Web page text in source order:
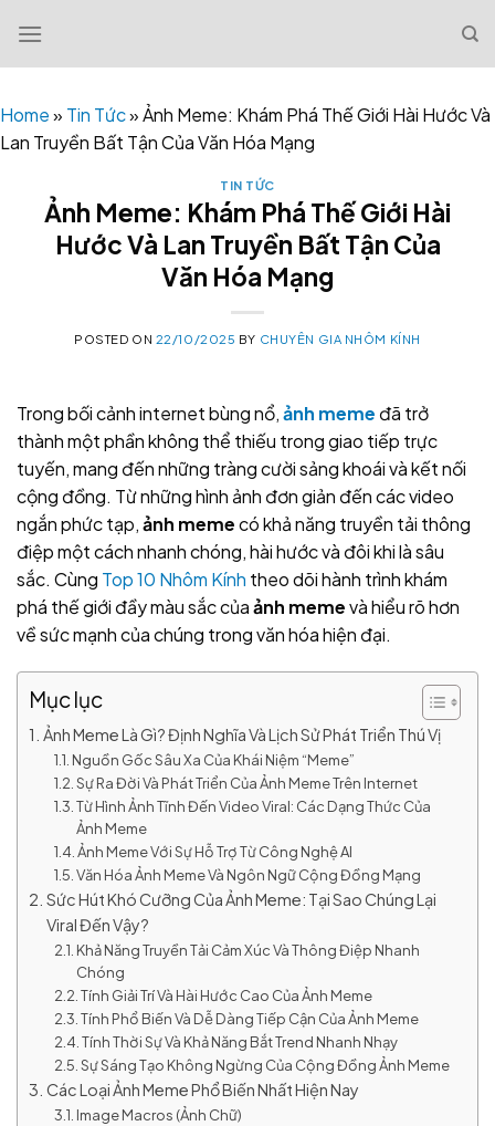
content
Home» Tin Tức»Ảnh Meme: Khám Phá Thế Giới Hài Hước Và
Lan Truyền Bất Tận Của Văn Hóa Mạng
TIN TỨC
Ảnh Meme: Khám Phá Thế Giới Hài
Hước Và Lan Truyền Bất Tận Của
Văn Hóa Mạng
POSTED ON 22/10/2025 BY CHUYÊN GIA NHÔM KÍNH
Trong bối cảnh internet bùng nổ,ảnh meme đã trở
thành một phần không thể thiếu trong giao tiếp trực
tuyến, mang đến những tràng cười sảng khoái và kết nối
cộng đồng. Từ những hình ảnh đơn giản đến các video
ngắn phức tạp,ảnh memecó khả năng truyền tải thông
điệp một cách nhanh chóng, hài hước và đôi khi là sâu
sắc. Cùng Top 10 Nhôm Kính theo dõi hành trình khám
phá thế giới đầy màu sắc củaảnh memevà hiểu rõ hơn
về sức mạnh của chúng trong văn hóa hiện đại.
Mục lục
Ảnh Meme Là Gì? Định Nghĩa Và Lịch Sử Phát Triển Thú Vị
Nguồn Gốc Sâu Xa Của Khái Niệm “Meme”
Sự Ra Đời Và Phát Triển Của Ảnh Meme Trên Internet
Từ Hình Ảnh Tĩnh Đến Video Viral: Các Dạng Thức Của
Ảnh Meme
Ảnh Meme Với Sự Hỗ Trợ Từ Công Nghệ AI
Văn Hóa Ảnh Meme Và Ngôn Ngữ Cộng Đồng Mạng
Sức Hút Khó Cưỡng Của Ảnh Meme: Tại Sao Chúng Lại
Viral Đến Vậy?
Khả Năng Truyền Tải Cảm Xúc Và Thông Điệp Nhanh
Chóng
Tính Giải Trí Và Hài Hước Cao Của Ảnh Meme
Tính Phổ Biến Và Dễ Dàng Tiếp Cận Của Ảnh Meme
Tính Thời Sự Và Khả Năng Bắt Trend Nhanh Nhạy
Sự Sáng Tạo Không Ngừng Của Cộng Đồng Ảnh Meme
Các Loại Ảnh Meme Phổ Biến Nhất Hiện Nay
Image Macros (Ảnh Chữ)